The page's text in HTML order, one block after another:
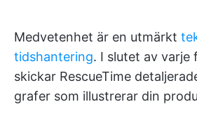
Medvetenhet är en utmärkt
tidshantering. I slutet av varje
skickar RescueTime
grafer som illustrerar din